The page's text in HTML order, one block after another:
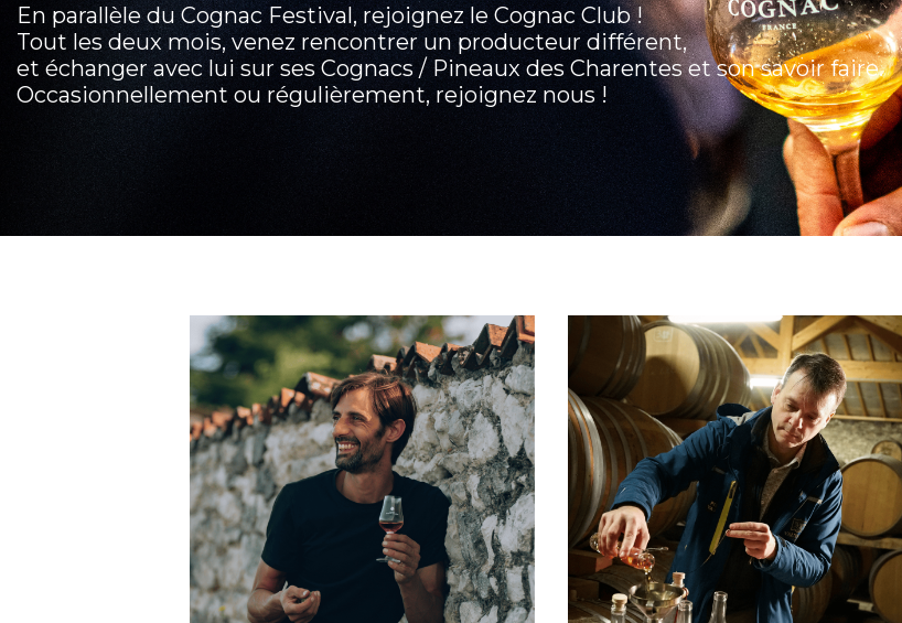
En parallèle du Cognac Festival, rejoignez le Cognac Club !
Tout les deux mois, venez rencontrer un producteur différent,
et échanger avec lui sur ses Cognacs / Pineaux des Charentes et son savoir faire.
Occasionnellement ou régulièrement, rejoignez nous !